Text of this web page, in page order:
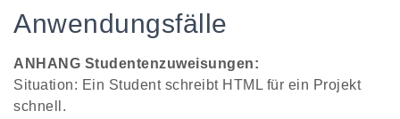
Anwendungsfälle
ANHANG Studentenzuweisungen:
Situation: Ein Student schreibt HTML für ein Projekt
schnell.